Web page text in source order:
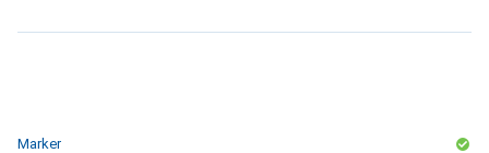
Marker